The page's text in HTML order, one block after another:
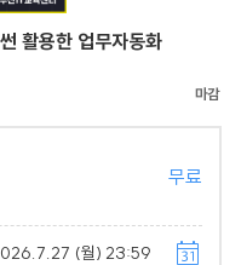
활용한 업무자동화
무료
(월) 23:59